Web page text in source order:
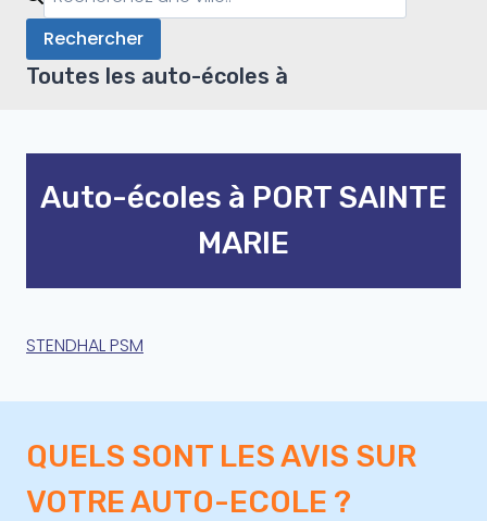
Rechercher
Toutes les auto-écoles à
Auto-écoles à PORT SAINTE
MARIE
STENDHAL PSM
QUELS SONT LES AVIS SUR
VOTRE AUTO-ECOLE ?